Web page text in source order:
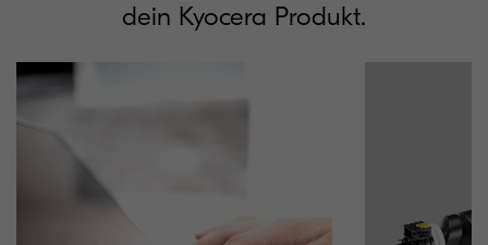
dein Kyocera Produkt.